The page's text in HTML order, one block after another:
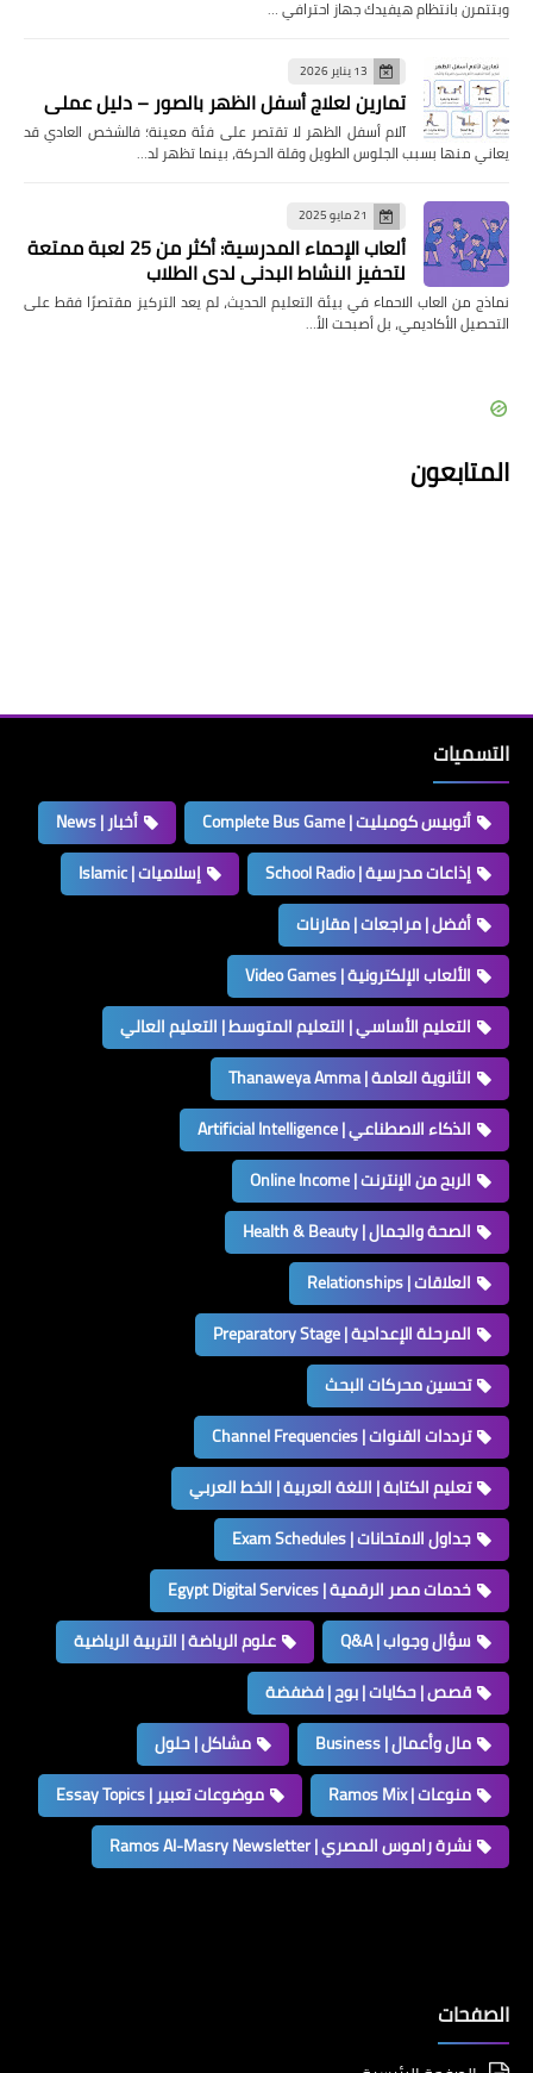
وبتتمرن بانتظام هيفيدك جهاز احترافي …
13 يناير 2026
تمارين لعلاج أسفل الظهر بالصور – دليل عملي
آلام أسفل الظهر لا تقتصر على فئة معينة؛ فالشخص العادي قد
يعاني منها بسبب الجلوس الطويل وقلة الحركة، بينما تظهر لد…
21 مايو 2025
ألعاب الإحماء المدرسية: أكثر من 25 لعبة ممتعة
لتحفيز النشاط البدني لدى الطلاب
نماذج من العاب الاحماء في بيئة التعليم الحديث، لم يعد التركيز مقتصرًا فقط على
التحصيل الأكاديمي، بل أصبحت الأ…
المتابعون
التسميات
أتوبيس كومبليت | Complete Bus Game
أخبار | News
إذاعات مدرسية | School Radio
إسلاميات | Islamic
أفضل | مراجعات | مقارنات
الألعاب الإلكترونية | Video Games
التعليم الأساسي | التعليم المتوسط | التعليم العالي
الثانوية العامة | Thanaweya Amma
الذكاء الاصطناعي | Artificial Intelligence
الربح من الإنترنت | Online Income
الصحة والجمال | Health & Beauty
العلاقات | Relationships
المرحلة الإعدادية | Preparatory Stage
تحسين محركات البحث
ترددات القنوات | Channel Frequencies
تعليم الكتابة | اللغة العربية | الخط العربي
جداول الامتحانات | Exam Schedules
خدمات مصر الرقمية | Egypt Digital Services
سؤال وجواب | Q&A
علوم الرياضة | التربية الرياضية
قصص | حكايات | بوح | فضفضة
مال وأعمال | Business
مشاكل | حلول
منوعات | Ramos Mix
موضوعات تعبير | Essay Topics
نشرة راموس المصري | Ramos Al-Masry Newsletter
الصفحات